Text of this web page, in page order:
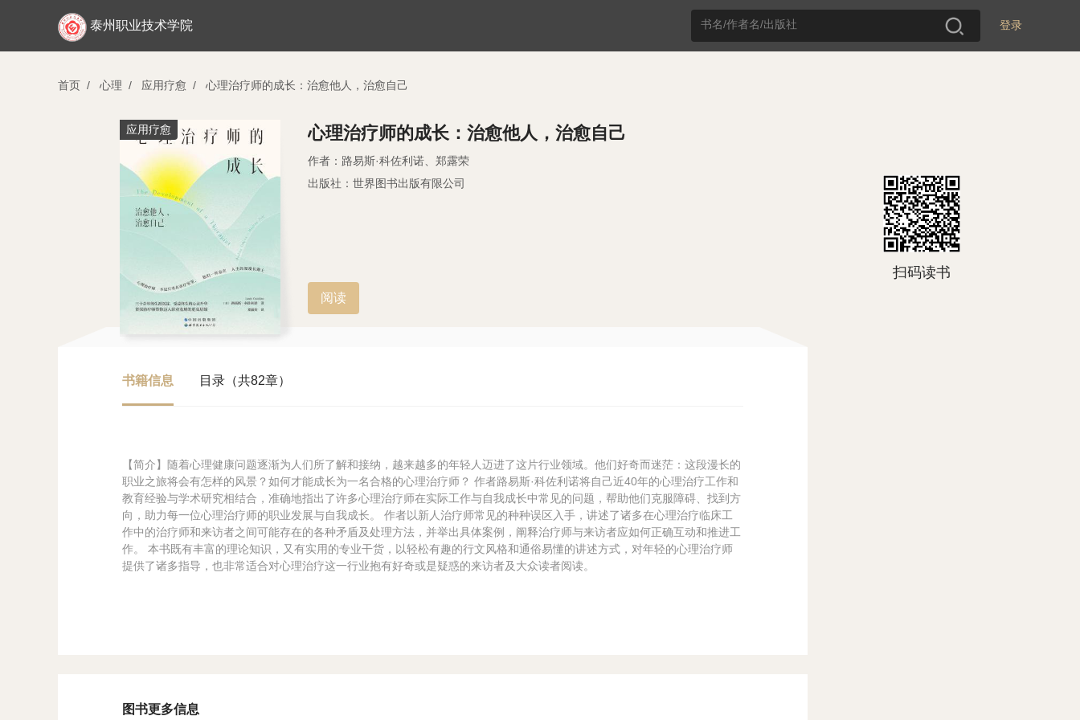
登录
泰州职业技术学院
首页 / 心理 / 应用疗愈 / 心理治疗师的成长：治愈他人，治愈自己
应用疗愈 心理治疗师的成长：治愈他人，治愈自己
作者：路易斯·科佐利诺、郑露荣
出版社：世界图书出版有限公司
阅读
扫码读书
书籍信息 目录（共82章）
【简介】随着心理健康问题逐渐为人们所了解和接纳，越来越多的年轻人迈进了这片行业领域。他们好奇而迷茫：这段漫长的
职业之旅将会有怎样的风景？如何才能成长为一名合格的心理治疗师？ 作者路易斯·科佐利诺将自己近40年的心理治疗工作和
教育经验与学术研究相结合，准确地指出了许多心理治疗师在实际工作与自我成长中常见的问题，帮助他们克服障碍、找到方
向，助力每一位心理治疗师的职业发展与自我成长。 作者以新人治疗师常见的种种误区入手，讲述了诸多在心理治疗临床工
作中的治疗师和来访者之间可能存在的各种矛盾及处理方法，并举出具体案例，阐释治疗师与来访者应如何正确互动和推进工
作。 本书既有丰富的理论知识，又有实用的专业干货，以轻松有趣的行文风格和通俗易懂的讲述方式，对年轻的心理治疗师
提供了诸多指导，也非常适合对心理治疗这一行业抱有好奇或是疑惑的来访者及大众读者阅读。
图书更多信息